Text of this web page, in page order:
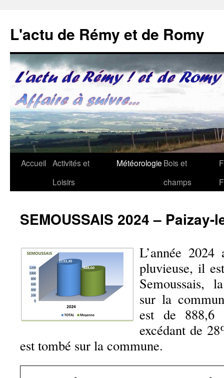
contenu
L'actu de Rémy et de Romy
Accueil Activités et
Loisirs
Météorologie Bois et
champs
SEMOUSSAIS 2024 – Paizay-
L’année
pluvieuse, il
Semoussais,
sur la
est de 888,6
excédant de
est tombé sur la commune.